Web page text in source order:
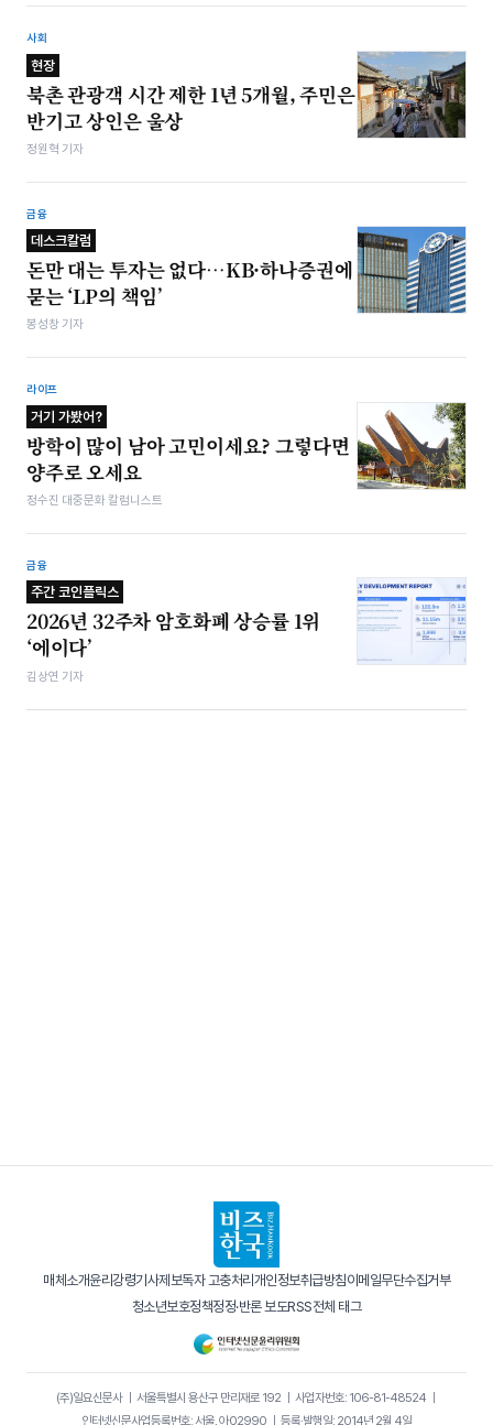
사회
현장
북촌 관광객 시간 제한 1년 5개월, 주민은
반기고 상인은 울상
정원혁 기자
금융
데스크칼럼
돈만 대는 투자는 없다…KB·하나증권에
묻는 ‘LP의 책임’
봉성창 기자
라이프
거기 가봤어?
방학이 많이 남아 고민이세요? 그렇다면
양주로 오세요
정수진 대중문화 칼럼니스트
금융
주간 코인플릭스
2026년 32주차 암호화폐 상승률 1위
‘에이다’
김상연 기자
매체소개윤리강령기사제보독자 고충처리개인정보취급방침이메일무단수집거부
청소년보호정책정정·반론 보도RSS전체 태그
(주)일요신문사｜ 서울특별시 용산구 만리재로 192｜ 사업자번호: 106-81-48524｜
인터넷신문사업등록번호: 서울, 아02990 ｜ 등록·발행일: 2014년 2월 4일